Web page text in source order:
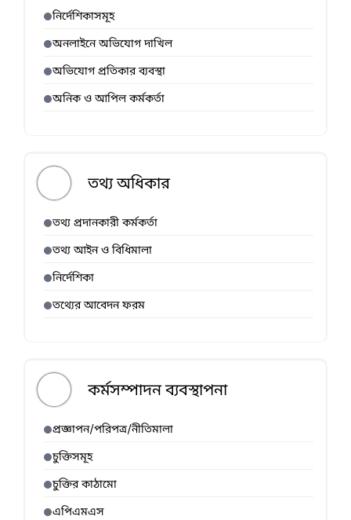
নির্দেশিকাসমূহ
অনলাইনে অভিযোগ দাখিল
অভিযোগ প্রতিকার ব্যবস্থা
অনিক ও আপিল কর্মকর্তা
তথ্য অধিকার
তথ্য প্রদানকারী কর্মকর্তা
তথ্য আইন ও বিধিমালা
নির্দেশিকা
তথ্যের আবেদন ফরম
কর্মসম্পাদন ব্যবস্থাপনা
প্রজ্ঞাপন/পরিপত্র/নীতিমালা
চুক্তিসমূহ
চুক্তির কাঠামো
এপিএমএস